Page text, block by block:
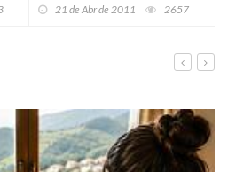
21 de Abr de 2011 2657